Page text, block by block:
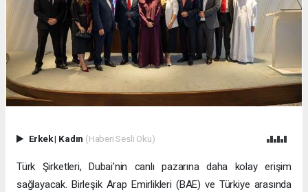
Erkek| Kadın (Haberi Sesli Oku)
Türk Şirketleri, Dubai’nin canlı pazarına daha kolay erişim
sağlayacak. Birleşik Arap Emirlikleri (BAE) ve Türkiye arasında